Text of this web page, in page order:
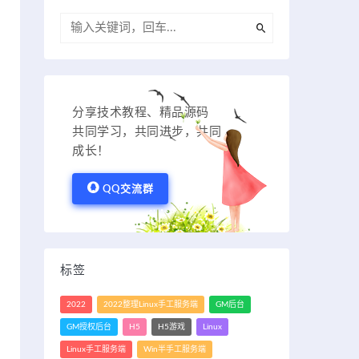
分享技术教程、精品源码
共同学习，共同进步，共同
成长！
QQ交流群
标签
2022 2022整理Linux手工服务端 GM后台
GM授权后台 H5 H5游戏 Linux
Linux手工服务端 Win半手工服务端